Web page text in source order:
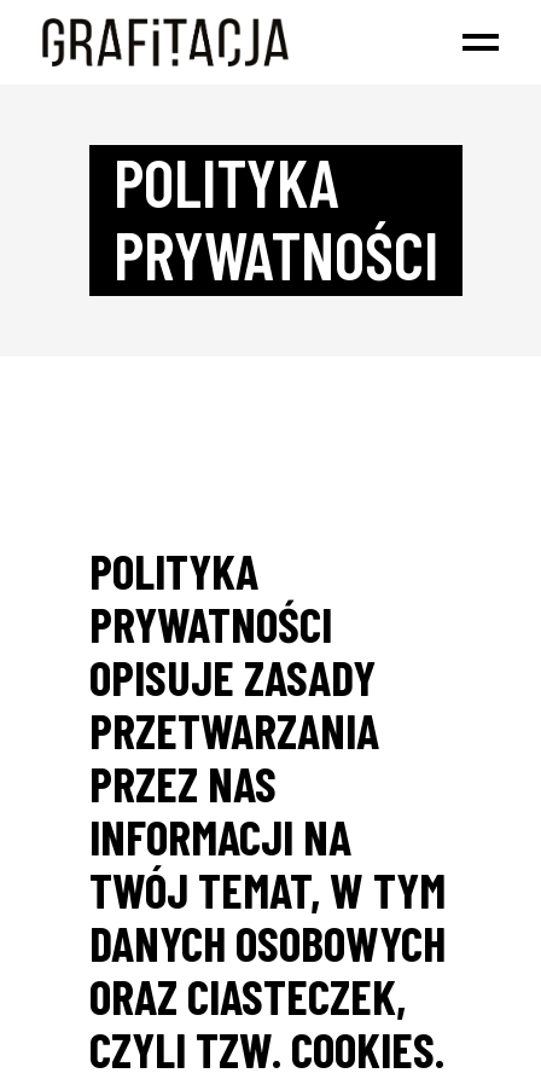
POLITYKA
PRYWATNOŚCI
POLITYKA
PRYWATNOŚCI
OPISUJE ZASADY
PRZETWARZANIA
PRZEZ NAS
INFORMACJI NA
TWÓJ TEMAT, W TYM
DANYCH OSOBOWYCH
ORAZ CIASTECZEK,
CZYLI TZW. COOKIES.